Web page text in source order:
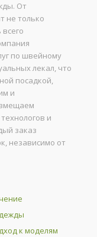
От
не только
по швейному
лекал, что
посадкой,
и
и
заказ
независимо от
к моделям